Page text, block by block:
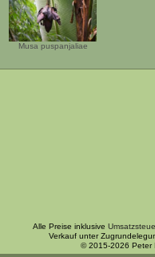
Musa puspanjaliae
Alle Preise inklusive
Verkauf unter
© 2015-2026 Peter